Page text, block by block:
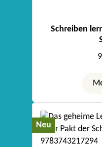
Schreiben
Neu